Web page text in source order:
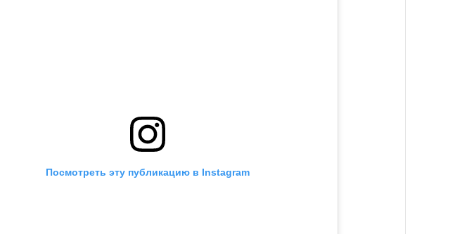
Посмотреть эту публикацию в Instagram